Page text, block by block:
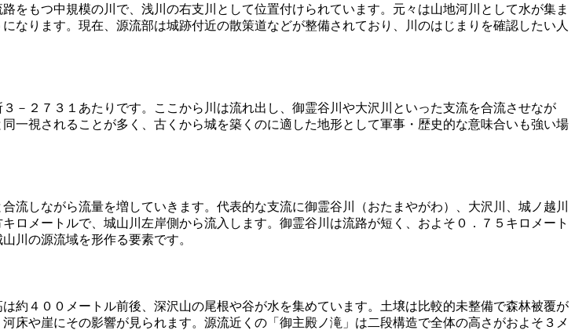
をもつ中規模の川で、浅川の右支川として位置付けられています。元々は山地河川として水が集ま
なります。現在、源流部は城跡付近の散策道などが整備されており、川のはじまりを確認したい人
－２７３１あたりです。ここから川は流れ出し、御霊谷川や大沢川といった支流を合流させなが
一視されることが多く、古くから城を築くのに適した地形として軍事・歴史的な意味合いも強い場
しながら流量を増していきます。代表的な支流に御霊谷川（おたまやがわ）、大沢川、城ノ越川
ロメートルで、城山川左岸側から流入します。御霊谷川は流路が短く、およそ０．７５キロメート
川の源流域を形作る要素です。
約４００メートル前後、深沢山の尾根や谷が水を集めています。土壌は比較的未整備で森林被覆が
床や崖にその影響が見られます。源流近くの「御主殿ノ滝」は二段構造で全体の高さがおよそ３メ